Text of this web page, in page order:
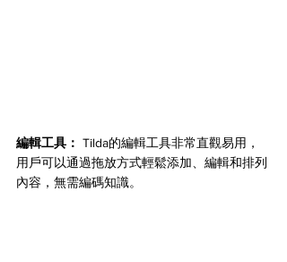
編輯工具： Tilda的編輯工具非常直觀易用，
用戶可以通過拖放方式輕鬆添加、編輯和排列
內容，無需編碼知識。